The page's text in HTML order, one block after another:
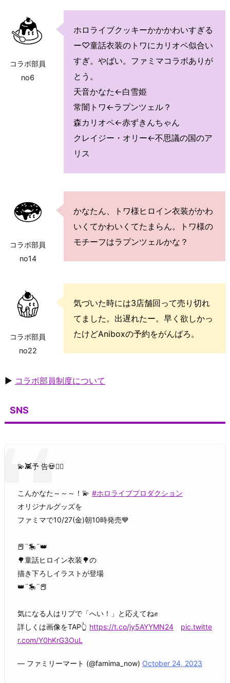
コラボ部員
no6
ホロライブクッキーかかかわいすぎる
ー♡童話衣装のトワにカリオペ似合い
すぎ。やばい。ファミマコラボありが
とう。
天音かなた←白雪姫
常闇トワ←ラプンツェル？
森カリオペ←赤ずきんちゃん
クレイジー・オリー←不思議の国のア
リス
コラボ部員
no14
かなたん、トワ様ヒロイン衣装がかわ
いくてかわいくてたまらん。トワ様の
モチーフはラプンツェルかな？
コラボ部員
no22
気づいた時には3店舗回って売り切れ
てました。出遅れたー。早く欲しかっ
たけどAniboxの予約をがんばろ。
▶ コラボ部員制度について
SNS
💫👾予 告💀🧟‍♀️​
こんかなた～～～！💫 #ホロライブプロダクション
オリジナルグッズを​
ファミマで10/27(金)朝10時発売💙​
📕¨🎠¨👑​
🌳童話ヒロイン衣装🌳の​
描き下ろしイラストが登場​
​👑¨🎠¨📕
気になる人はリプで「へい！」と応えてね✊​
​詳しくは画像をTAP👆​ https://t.co/jy5AYYMN24
pic.twitte
r.com/Y0hKrG3OuL
— ファミリーマート (@famima_now) October 24, 2023